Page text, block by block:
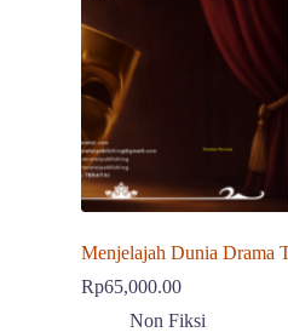
Menjelajah Dunia Drama
Rp65,000.00
Non Fiksi